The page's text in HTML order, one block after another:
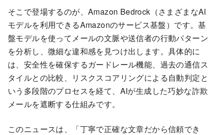
そこで登場するのが、Amazon Bedrock（さまざまなAI
モデルを利用できるAmazonのサービス基盤）です。基
盤モデルを使ってメールの文脈や送信者の行動パターン
を分析し、微細な違和感を見つけ出します。具体的に
は、安全性を確保するガードレール機能、過去の通信ス
タイルとの比較、リスクスコアリングによる自動判定と
いう多段階のプロセスを経て、AIが生成した巧妙な詐欺
メールを遮断する仕組みです。
このニュースは、「丁寧で正確な文章だから信頼でき